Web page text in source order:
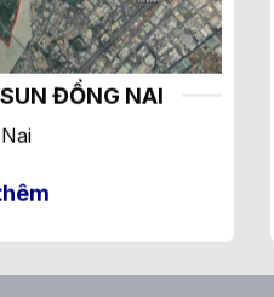
ĐỒNG NAI